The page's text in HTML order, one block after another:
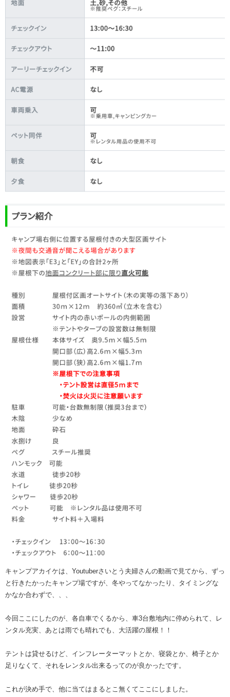
キャンプアカイケは、Youtuberさいとう夫婦さんの動画で見てから、ずっ
と行きたかったキャンプ場ですが、冬やってなかったり、タイミングな
かなか合わずで、、、
今回ここにしたのが、各自車でくるから、車3台敷地内に停められて、レ
ンタル充実、あとは雨でも晴れでも、大活躍の屋根！！
テントは貸せるけど、インフレーターマットとか、寝袋とか、椅子とか
足りなくて、それをレンタル出来るってのが良かったです。
これが決め手で、他に当てはまるとこ無くてここにしました。